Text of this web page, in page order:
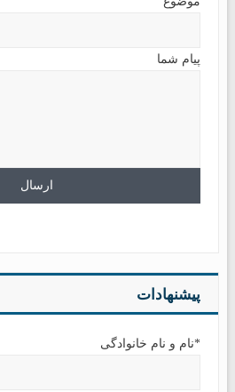
پیام شما
پیشنهادات
*نام و نام خانوادگی